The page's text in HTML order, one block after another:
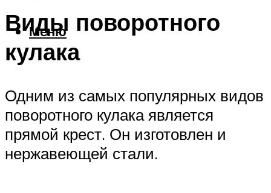
Меню
Виды поворотного
кулака
Одним из самых популярных видов
поворотного кулака является
прямой крест. Он изготовлен и
нержавеющей стали.